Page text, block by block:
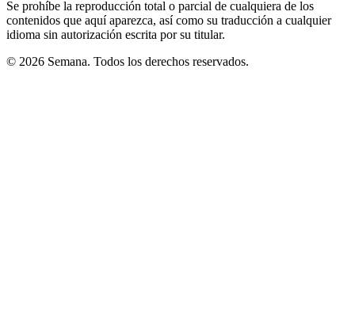
Se prohíbe la reproducción total o parcial de cualquiera de los
contenidos que aquí aparezca, así como su traducción a cualquier
idioma sin autorización escrita por su titular.
© 2026 Semana. Todos los derechos reservados.